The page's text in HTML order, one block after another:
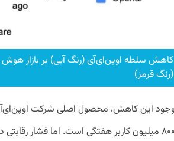
کاهش سلطه اوپن‌ای‌آی (رنگ آبی) بر بازار
(رنگ قرمز)
تا ۸۰۰ میلیون کاربر هفتگی است. اما فشار